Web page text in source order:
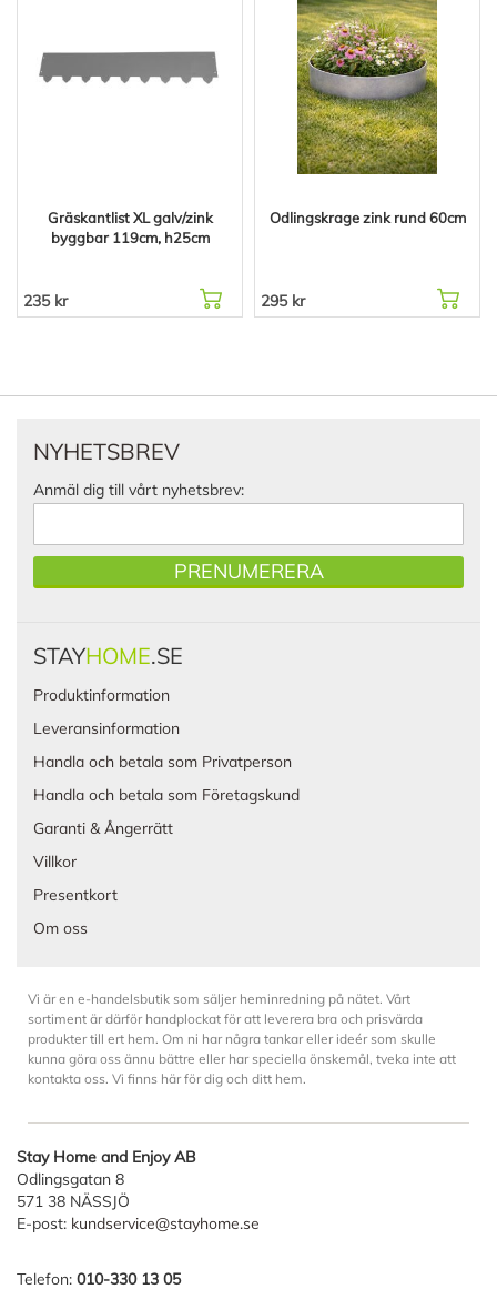
Gräskantlist XL galv/zink
byggbar 119cm, h25cm
235 kr
Odlingskrage zink rund 60cm
295 kr
NYHETSBREV
Anmäl dig till vårt nyhetsbrev:
PRENUMERERA
STAYHOME.SE
Produktinformation
Leveransinformation
Handla och betala som Privatperson
Handla och betala som Företagskund
Garanti & Ångerrätt
Villkor
Presentkort
Om oss
Vi är en e-handelsbutik som säljer heminredning på nätet. Vårt
sortiment är därför handplockat för att leverera bra och prisvärda
produkter till ert hem. Om ni har några tankar eller ideér som skulle
kunna göra oss ännu bättre eller har speciella önskemål, tveka inte att
kontakta oss. Vi finns här för dig och ditt hem.
Stay Home and Enjoy AB
Odlingsgatan 8
571 38 NÄSSJÖ
E-post: kundservice@stayhome.se
Telefon: 010-330 13 05